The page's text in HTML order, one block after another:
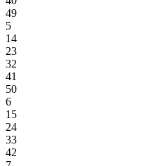
49
5
14
23
32
41
50
6
15
24
33
42